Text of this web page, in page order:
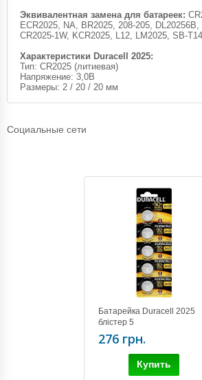
Эквивалентная замена для батареек:
ECR2025, NA, BR2025, 208-205, DL20256B,
CR2025-1W, KCR2025, L12, LM2025, SB-
Характеристики Duracell 2025:
Тип: CR2025 (литиевая)
Напряжение: 3,0В
Размеры: 2 / 20 / 20 мм
Социальные сети
Батарейка Duracell 2025
блістер 5
276 грн.
Купить